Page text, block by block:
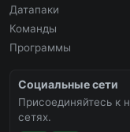
Датапаки
Команды
Программы
Социальные сети
Присоединяйтесь к
сетях.